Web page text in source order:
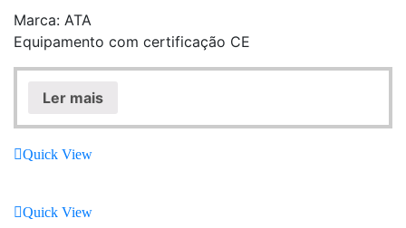
Marca: ATA
Equipamento com certificação CE
Ler mais
Quick View
Quick View